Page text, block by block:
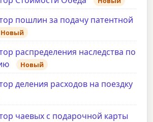
пошлин за подачу патентной
Новый
распределения наследства по
Новый
деления расходов на поездку
чаевых с подарочной карты